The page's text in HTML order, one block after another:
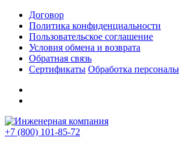
Договор
Политика конфиденциальности
Пользовательское соглашение
Условия обмена и возврата
Обратная связь
Сертификаты Обработка
+7 (800) 101-85-72